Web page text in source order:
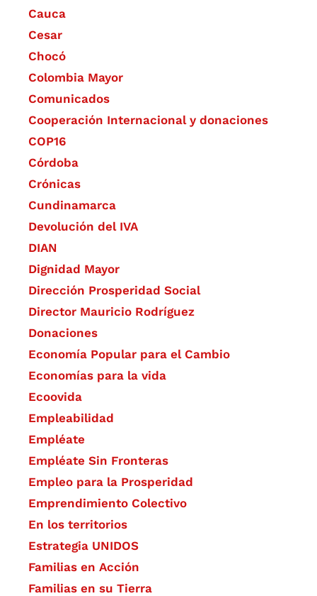
Cauca
Cesar
Chocó
Colombia Mayor
Comunicados
Cooperación Internacional y donaciones
COP16
Córdoba
Crónicas
Cundinamarca
Devolución del IVA
DIAN
Dignidad Mayor
Dirección Prosperidad Social
Director Mauricio Rodríguez
Donaciones
Economía Popular para el Cambio
Economías para la vida
Ecoovida
Empleabilidad
Empléate
Empléate Sin Fronteras
Empleo para la Prosperidad
Emprendimiento Colectivo
En los territorios
Estrategia UNIDOS
Familias en Acción
Familias en su Tierra